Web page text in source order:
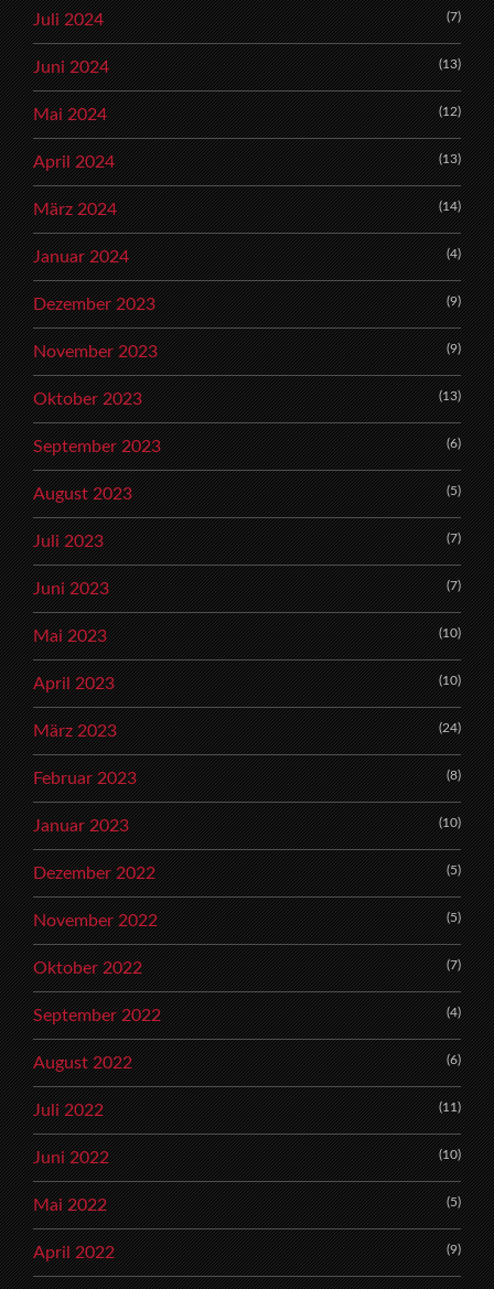
Juli 2024 (7)
Juni 2024 (13)
Mai 2024 (12)
April 2024 (13)
März 2024 (14)
Januar 2024 (4)
Dezember 2023 (9)
November 2023 (9)
Oktober 2023 (13)
September 2023 (6)
August 2023 (5)
Juli 2023 (7)
Juni 2023 (7)
Mai 2023 (10)
April 2023 (10)
März 2023 (24)
Februar 2023 (8)
Januar 2023 (10)
Dezember 2022 (5)
November 2022 (5)
Oktober 2022 (7)
September 2022 (4)
August 2022 (6)
Juli 2022 (11)
Juni 2022 (10)
Mai 2022 (5)
April 2022 (9)